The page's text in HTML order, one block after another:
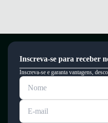
Inscreva-se para receber
Inscreva-se e garanta vantagens,